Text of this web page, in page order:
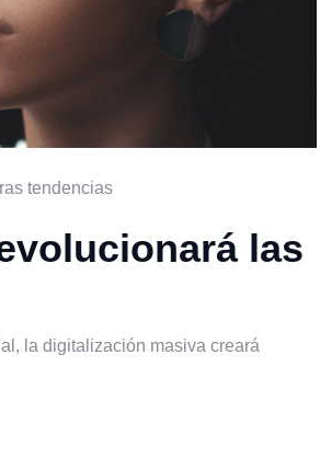
tendencias
las
la digitalización masiva creará